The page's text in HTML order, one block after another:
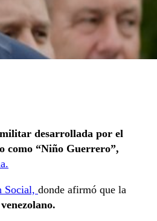
desarrollada por el
como “Niño Guerrero”,
Social, donde afirmó que la